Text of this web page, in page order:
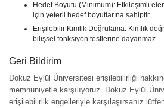
Hedef Boyutu (Minimum): Etkileşimli
için yeterli hedef boyutlarına sahiptir
Erişilebilir Kimlik Doğrulama: Kimlik
bilişsel fonksiyon testlerine dayanmaz
Geri Bildirim
Dokuz Eylül Üniversitesi erişilebilirliği
memnuniyetle karşılıyoruz. Dokuz Eylül
erişilebilirlik engelleriyle karşılaşırsanız